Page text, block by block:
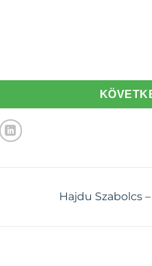
Hajdu Szabolcs